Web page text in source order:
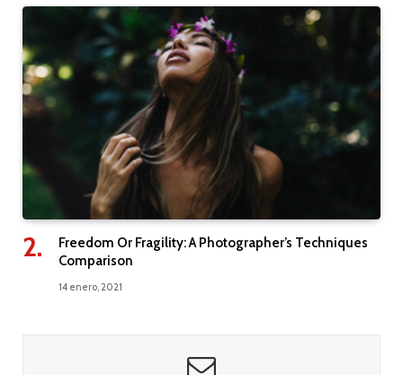
Freedom Or Fragility: A Photographer’s Techniques
Comparison
14 enero, 2021